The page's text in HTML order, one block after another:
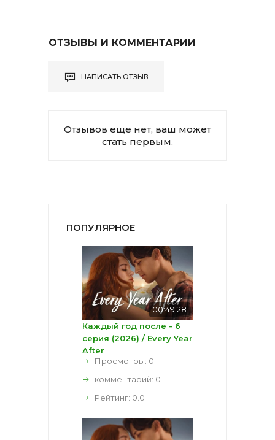
ОТЗЫВЫ И КОММЕНТАРИИ
НАПИСАТЬ ОТЗЫВ
Отзывов еще нет, ваш может
стать первым.
ПОПУЛЯРНОЕ
00:49:28
Каждый год после - 6
серия (2026) / Every Year
After
Просмотры: 0
комментарий: 0
Рейтинг: 0.0